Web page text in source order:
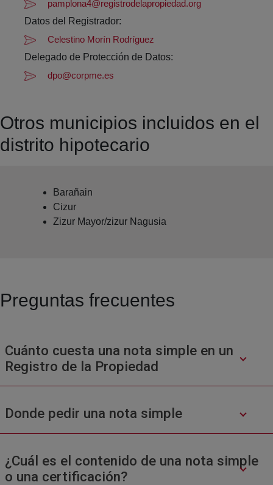
pamplona4@registrodelapropiedad.org
Datos del Registrador:
Celestino Morín Rodríguez
Delegado de Protección de Datos:
dpo@corpme.es
Otros municipios incluidos en el
distrito hipotecario
Barañain
Cizur
Zizur Mayor/zizur Nagusia
Preguntas frecuentes
Cuánto cuesta una nota simple en un
Registro de la Propiedad
Donde pedir una nota simple
¿Cuál es el contenido de una nota simple
o una certificación?